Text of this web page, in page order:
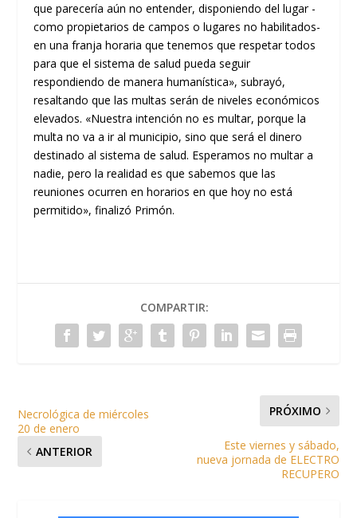
que parecería aún no entender, disponiendo del lugar -
como propietarios de campos o lugares no habilitados-
en una franja horaria que tenemos que respetar todos
para que el sistema de salud pueda seguir
respondiendo de manera humanística», subrayó,
resaltando que las multas serán de niveles económicos
elevados. «Nuestra intención no es multar, porque la
multa no va a ir al municipio, sino que será el dinero
destinado al sistema de salud. Esperamos no multar a
nadie, pero la realidad es que sabemos que las
reuniones ocurren en horarios en que hoy no está
permitido», finalizó Primón.
COMPARTIR:
Necrológica de miércoles
20 de enero
ANTERIOR
PRÓXIMO
Este viernes y sábado,
nueva jornada de ELECTRO
RECUPERO